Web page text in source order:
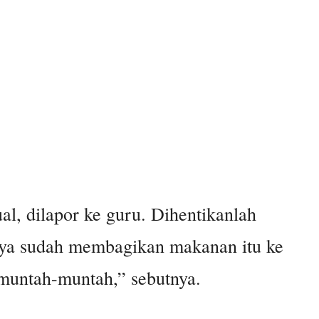
dilapor ke guru. Dihentikanlah
sudah membagikan makanan itu ke
muntah,” sebutnya.